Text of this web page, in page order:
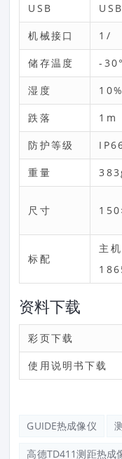
USB
机械接口 1/
储存温度 -
湿度
跌落 1m
防护等级
重量
尺寸
标配
主
资料下载
彩页下载
使用说明书下载
GUIDE热成像仪
高德TD411测距热成